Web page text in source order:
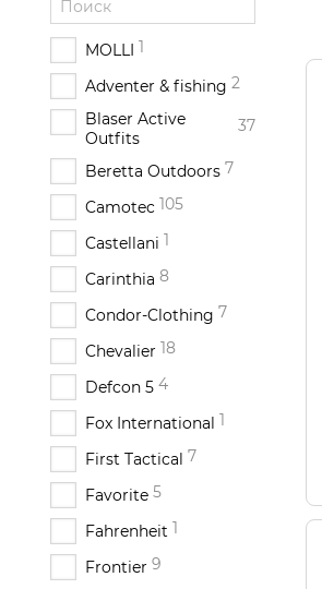
MOLLI 1
Adventer & fishing 2
Blaser Active
Outfits
37
Beretta Outdoors 7
Camotec 105
Castellani 1
Carinthia 8
Condor-Clothing 7
Chevalier 18
Defcon 5 4
Fox International 1
First Tactical 7
Favorite 5
Fahrenheit 1
Frontier 9